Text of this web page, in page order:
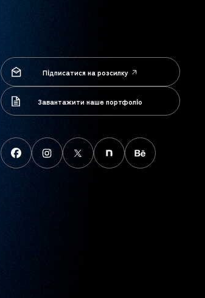
Підписатися на розсилку
Підписатися на розсилку
Завантажити наше портфоліо
Завантажити наше портфоліо
FaceBook instagram note behance